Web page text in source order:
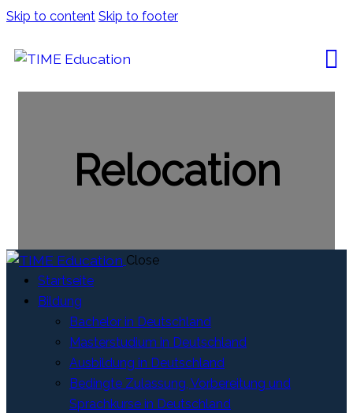
Skip to content Skip to footer
Relocation
Close
Startseite
Bildung
Bachelor in Deutschland
Masterstudium in Deutschland
Ausbildung in Deutschland
Bedingte Zulassung, Vorbereitung und
Sprachkurse in Deutschland